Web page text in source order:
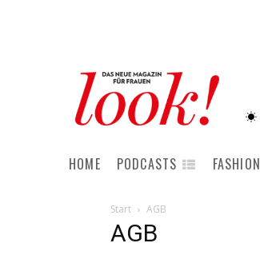
HOME PODCASTS FASHION
Start AGB
AGB